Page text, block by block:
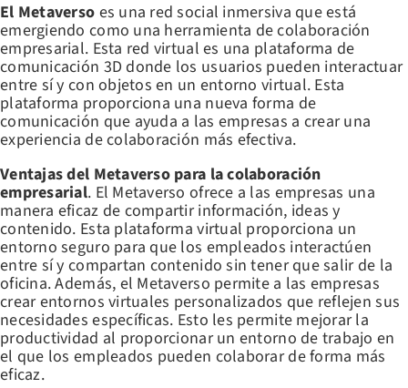
El Metaverso es una red social inmersiva que está
emergiendo como una herramienta de colaboración
empresarial. Esta red virtual es una plataforma de
comunicación 3D donde los usuarios pueden interactuar
entre sí y con objetos en un entorno virtual. Esta
plataforma proporciona una nueva forma de
comunicación que ayuda a las empresas a crear una
experiencia de colaboración más efectiva.
Ventajas del Metaverso para la colaboración
empresarial. El Metaverso ofrece a las empresas una
manera eficaz de compartir información, ideas y
contenido. Esta plataforma virtual proporciona un
entorno seguro para que los empleados interactúen
entre sí y compartan contenido sin tener que salir de la
oficina. Además, el Metaverso permite a las empresas
crear entornos virtuales personalizados que reflejen sus
necesidades específicas. Esto les permite mejorar la
productividad al proporcionar un entorno de trabajo en
el que los empleados pueden colaborar de forma más
eficaz.